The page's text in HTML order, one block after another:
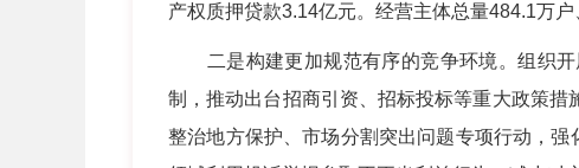
产权质押贷款3.14亿元。经营主体总量484.1万
二是构建更加规范有序的竞争环境。组织开
制，推动出台招商引资、招标投标等重大政策措
整治地方保护、市场分割突出问题专项行动，